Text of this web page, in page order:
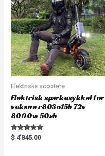
Elektriske scootere
Elektrisk sparkesykkel for
voksne r803o15b 72v
8000w 50ah
Rated
5.00
$ 4'845.00